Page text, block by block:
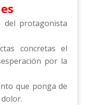
del protagonista
concretas el
por la
que ponga de